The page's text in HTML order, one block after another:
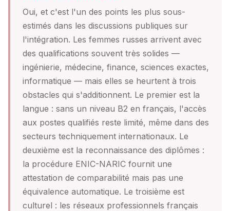
Oui, et c'est l'un des points les plus sous-
estimés dans les discussions publiques sur
l'intégration. Les femmes russes arrivent avec
des qualifications souvent très solides —
ingénierie, médecine, finance, sciences exactes,
informatique — mais elles se heurtent à trois
obstacles qui s'additionnent. Le premier est la
langue : sans un niveau B2 en français, l'accès
aux postes qualifiés reste limité, même dans des
secteurs techniquement internationaux. Le
deuxième est la reconnaissance des diplômes :
la procédure ENIC-NARIC fournit une
attestation de comparabilité mais pas une
équivalence automatique. Le troisième est
culturel : les réseaux professionnels français